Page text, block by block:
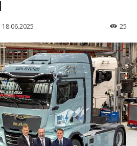
18.06.2025 25